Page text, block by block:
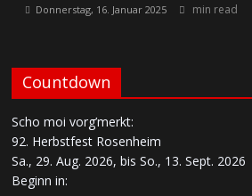
Donnerstag, 16. Januar 2025 min read
Countdown
Scho moi vorg’merkt:
92. Herbstfest Rosenheim
Sa., 29. Aug. 2026, bis So., 13. Sept. 2026
Beginn in: